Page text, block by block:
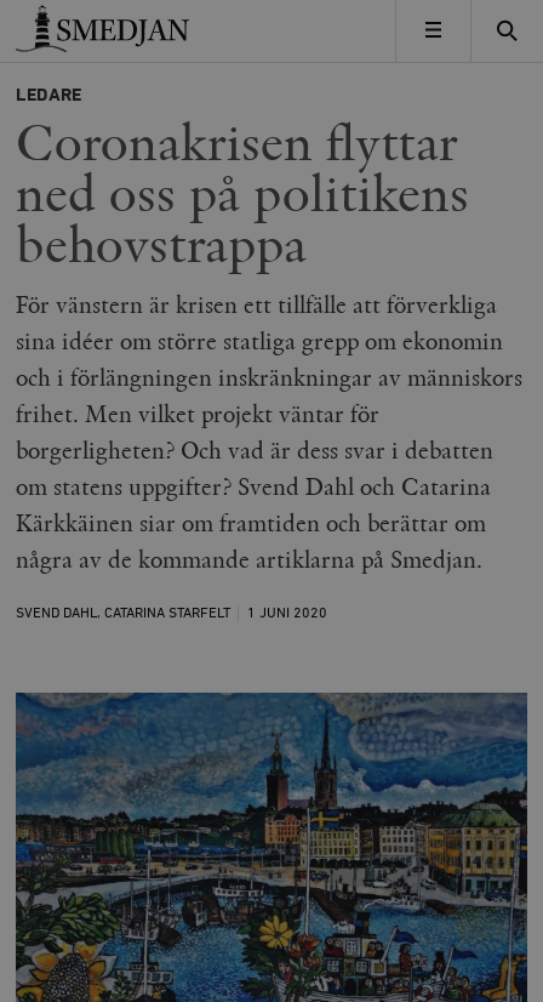
Timbro
MENY
LEDARE
Coronakrisen flyttar
ned oss på politikens
behovstrappa
För vänstern är krisen ett tillfälle att förverkliga
sina idéer om större statliga grepp om ekonomin
och i förlängningen inskränkningar av människors
frihet. Men vilket projekt väntar för
borgerligheten? Och vad är dess svar i debatten
om statens uppgifter? Svend Dahl och Catarina
Kärkkäinen siar om framtiden och berättar om
några av de kommande artiklarna på Smedjan.
SVEND DAHL,CATARINA STARFELT 1 JUNI 2020